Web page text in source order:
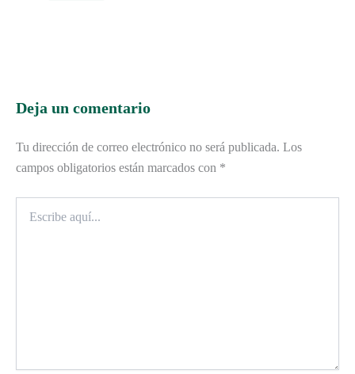
Deja un comentario
Tu dirección de correo electrónico no será publicada. Los
campos obligatorios están marcados con *
aquí...